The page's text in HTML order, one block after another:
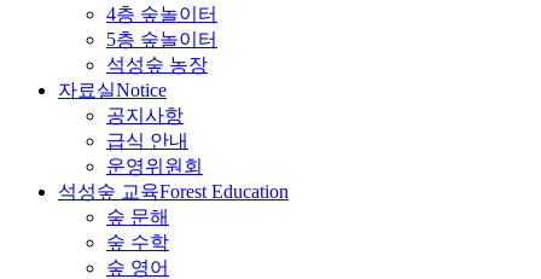
4층 숲놀이터
5층 숲놀이터
석성숲 농장
자료실Notice
공지사항
급식 안내
운영위원회
석성숲 교육Forest Education
숲 문해
숲 수학
숲 영어